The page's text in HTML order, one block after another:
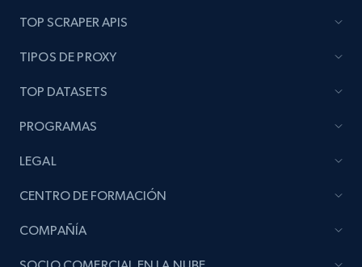
988+
Lazada - Products - Discover products by
keyword
price, Currency, Stock, and more.
TOP SCRAPER APIS
TIPOS DE PROXY
TOP DATASETS
PROGRAMAS
LEGAL
CENTRO DE FORMACIÓN
COMPAÑÍA